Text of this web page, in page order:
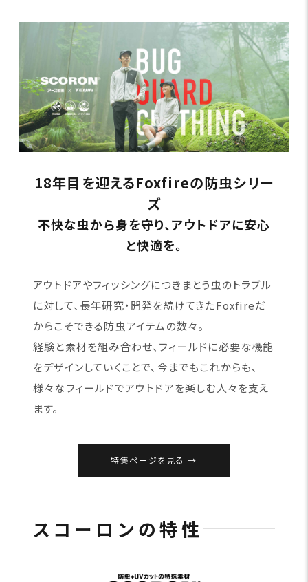
18年目を迎えるFoxfireの防虫シリー
ズ
不快な虫から身を守り、アウトドアに安心
と快適を。
アウトドアやフィッシングにつきまとう虫のトラブル
に対して、長年研究・開発を続けてきたFoxfireだ
からこそできる防虫アイテムの数々。
経験と素材を組み合わせ、フィールドに必要な機能
をデザインしていくことで、今までもこれからも、
様々なフィールドでアウトドアを楽しむ人々を支え
ます。
特集ページを見る
スコーロンの特性